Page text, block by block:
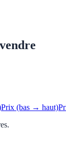
Prix (bas → haut)